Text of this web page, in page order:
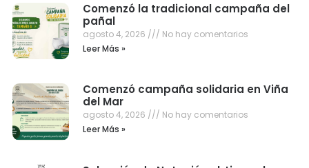
Comenzó la tradicional campaña del
pañal
agosto 4, 2026
No hay comentarios
Leer Más »
Comenzó campaña solidaria en Viña
del Mar
agosto 4, 2026
No hay comentarios
Leer Más »